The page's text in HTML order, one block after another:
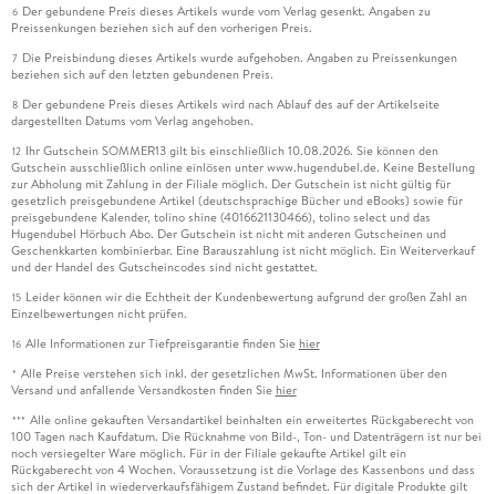
6 Der gebundene Preis dieses Artikels wurde vom Verlag gesenkt. Angaben zu
Preissenkungen beziehen sich auf den vorherigen Preis.
7 Die Preisbindung dieses Artikels wurde aufgehoben. Angaben zu Preissenkungen
beziehen sich auf den letzten gebundenen Preis.
8 Der gebundene Preis dieses Artikels wird nach Ablauf des auf der Artikelseite
dargestellten Datums vom Verlag angehoben.
12 Ihr Gutschein SOMMER13 gilt bis einschließlich 10.08.2026. Sie können den
Gutschein ausschließlich online einlösen unter www.hugendubel.de. Keine Bestellung
zur Abholung mit Zahlung in der Filiale möglich. Der Gutschein ist nicht gültig für
gesetzlich preisgebundene Artikel (deutschsprachige Bücher und eBooks) sowie für
preisgebundene Kalender, tolino shine (4016621130466), tolino select und das
Hugendubel Hörbuch Abo. Der Gutschein ist nicht mit anderen Gutscheinen und
Geschenkkarten kombinierbar. Eine Barauszahlung ist nicht möglich. Ein Weiterverkauf
und der Handel des Gutscheincodes sind nicht gestattet.
15 Leider können wir die Echtheit der Kundenbewertung aufgrund der großen Zahl an
Einzelbewertungen nicht prüfen.
16 Alle Informationen zur Tiefpreisgarantie finden Sie hier
* Alle Preise verstehen sich inkl. der gesetzlichen MwSt. Informationen über den
Versand und anfallende Versandkosten finden Sie hier
*** Alle online gekauften Versandartikel beinhalten ein erweitertes Rückgaberecht von
100 Tagen nach Kaufdatum. Die Rücknahme von Bild-, Ton- und Datenträgern ist nur bei
noch versiegelter Ware möglich. Für in der Filiale gekaufte Artikel gilt ein
Rückgaberecht von 4 Wochen. Voraussetzung ist die Vorlage des Kassenbons und dass
sich der Artikel in wiederverkaufsfähigem Zustand befindet. Für digitale Produkte gilt